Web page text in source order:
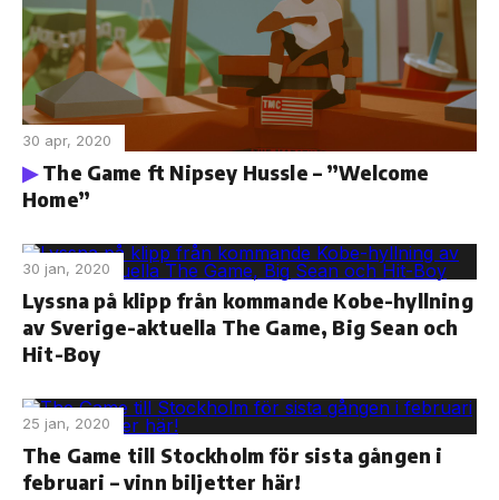
30 apr, 2020
The Game ft Nipsey Hussle – ”Welcome
Home”
30 jan, 2020
Lyssna på klipp från kommande Kobe-hyllning
av Sverige-aktuella The Game, Big Sean och
Hit-Boy
25 jan, 2020
The Game till Stockholm för sista gången i
februari – vinn biljetter här!